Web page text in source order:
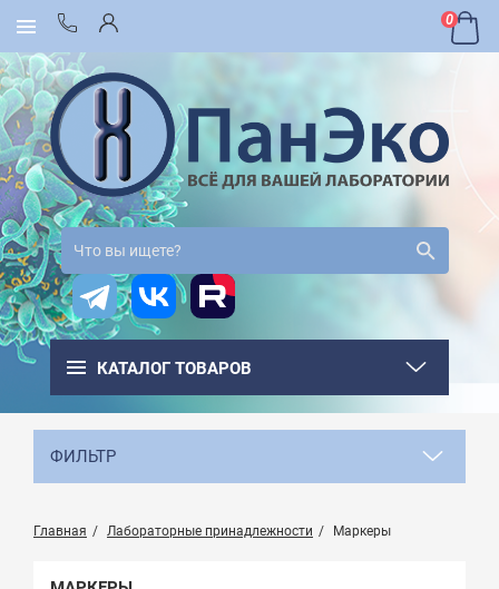
0
КАТАЛОГ ТОВАРОВ
ФИЛЬТР
Главная Лабораторные принадлежности Маркеры